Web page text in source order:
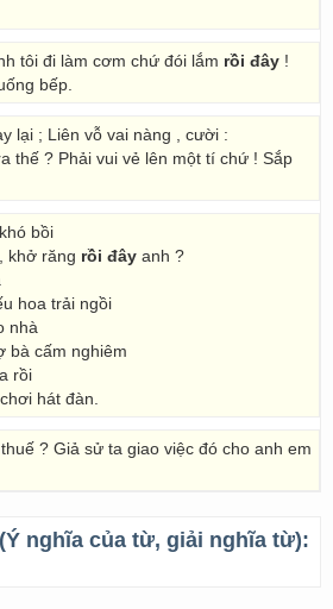
tôi đi làm cơm chứ đói lắm rồi đây !
bếp.
lại ; Liên vỗ vai nàng , cười :
thế ? Phải vui vẻ lên một tí chứ ! Sắp
bồi
khở răng rồi đây anh ?
hoa trải ngồi
nhà
bà cấm nghiêm
rồi
hát đàn.
? Giả sử ta giao việc đó cho anh em
nghĩa của từ, giải nghĩa từ):